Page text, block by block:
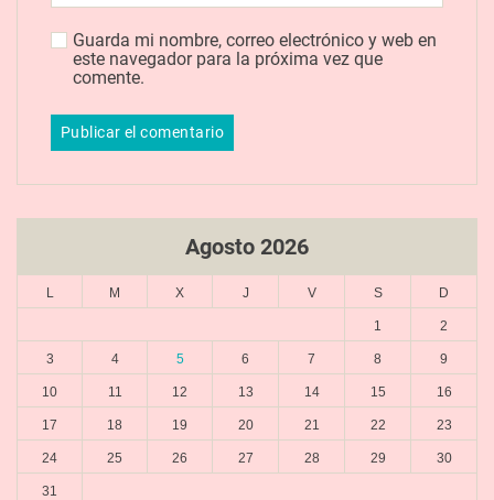
Guarda mi nombre, correo electrónico y web en
este navegador para la próxima vez que
comente.
Agosto 2026
L M X J V S D
1 2
3 4 5 6 7 8 9
10 11 12 13 14 15 16
17 18 19 20 21 22 23
24 25 26 27 28 29 30
31